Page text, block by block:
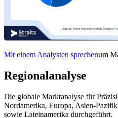
Mit einem Analysten sprechenum
Regionalanalyse
Die globale Marktanalyse für
Nordamerika, Europa, Asien-
sowie Lateinamerika durchgeführt.